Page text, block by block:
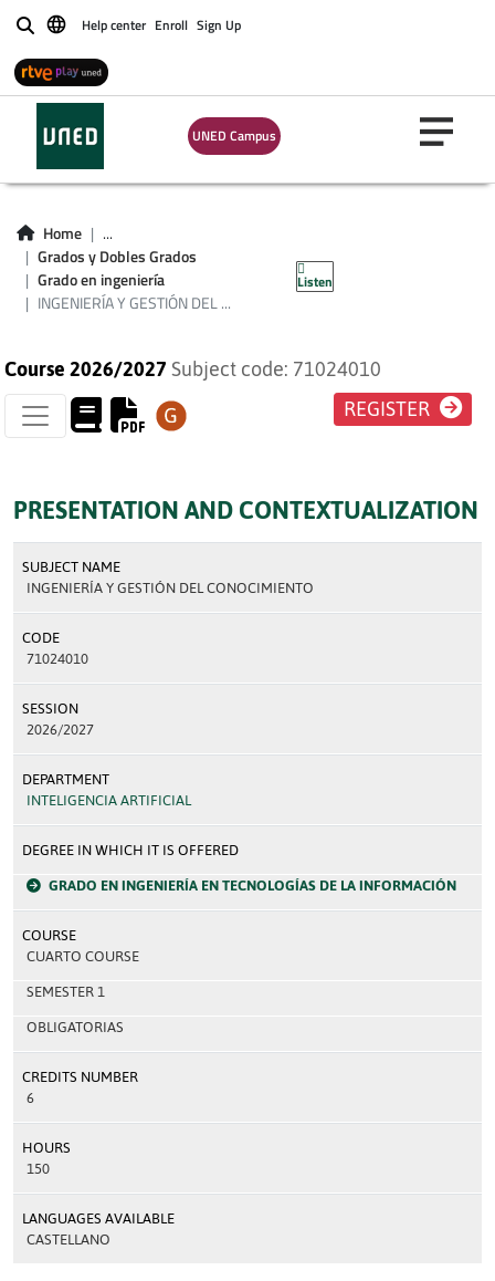
BuscarHelp center Enroll Sign Up
UNED Campus
Home
...
Grados y Dobles Grados
Grado en ingeniería
INGENIERÍA Y GESTIÓN DEL ...
Listen
INGENIERÍA Y
GESTIÓN DEL
CONOCIMIENTO
Course 2026/2027 Subject code: 71024010
REGISTER
PRESENTATION AND CONTEXTUALIZATION
SUBJECT NAME
INGENIERÍA Y GESTIÓN DEL CONOCIMIENTO
CODE
71024010
SESSION
2026/2027
DEPARTMENT
INTELIGENCIA ARTIFICIAL
DEGREE IN WHICH IT IS OFFERED
GRADO EN INGENIERÍA EN TECNOLOGÍAS DE LA INFORMACIÓN
COURSE
CUARTO COURSE
SEMESTER 1
OBLIGATORIAS
CREDITS NUMBER
6
HOURS
150
LANGUAGES AVAILABLE
CASTELLANO